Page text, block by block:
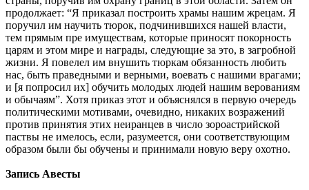
продолжает: “Я приказал построить храмы нашим жрецам. Я
поручил им научить тюрок, подчинившихся нашей власти,
тем прямым пре имуществам, которые приносят покорность
царям и этом мире и награды, следующие за это, в загробной
жизни. Я повелел им внушить тюркам обязанность любить
нас, быть праведными и верными, воевать с нашими врагами;
и [я попросил их] обучить молодых людей нашим верованиям
и обычаям”. Хотя приказ этот и объяснялся в первую очередь
политическими мотивами, очевидно, никаких возражений
против принятия этих неиранцев в число зороастрийской
паствы не имелось, если, разумеется, они соответствующим
образом были бы обучены и принимали новую веру охотно.
Запись Авесты